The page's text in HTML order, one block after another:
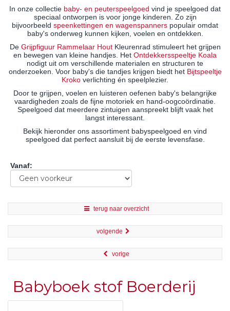
In onze collectie baby- en peuterspeelgoed vind je speelgoed dat
speciaal ontworpen is voor jonge kinderen. Zo zijn
bijvoorbeeld speenkettingen en wagenspanners populair omdat
baby's onderweg kunnen kijken, voelen en ontdekken.
De Grijpfiguur Rammelaar HoutKleurenrad stimuleert het grijpen
en bewegen van kleine handjes. Het Ontdekkersspeeltje Koala
nodigt uit om verschillende materialen en structuren te
onderzoeken. Voor baby's die tandjes krijgen biedt het Bijtspeeltje
Kroko verlichting én speelplezier.
Door te grijpen, voelen en luisteren oefenen baby's belangrijke
vaardigheden zoals de fijne motoriek en hand-oogcoördinatie.
Speelgoed dat meerdere zintuigen aanspreekt blijft vaak het
langst interessant.
Bekijk hieronder ons assortiment babyspeelgoed en vind
speelgoed dat perfect aansluit bij de eerste levensfase.
Vanaf:
terug naar overzicht
volgende
vorige
Babyboek stof Boerderij